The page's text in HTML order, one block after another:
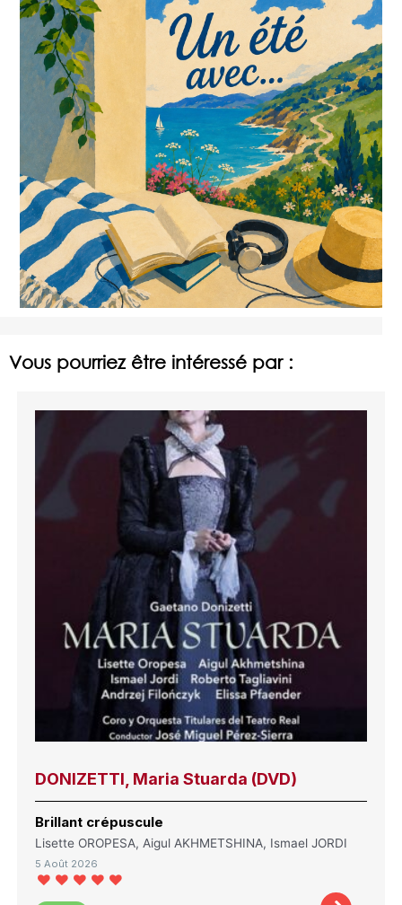
Vous pourriez être intéressé par :
DONIZETTI, Maria Stuarda (DVD)
Brillant crépuscule
Lisette OROPESA, Aigul AKHMETSHINA, Ismael JORDI
5 Août 2026